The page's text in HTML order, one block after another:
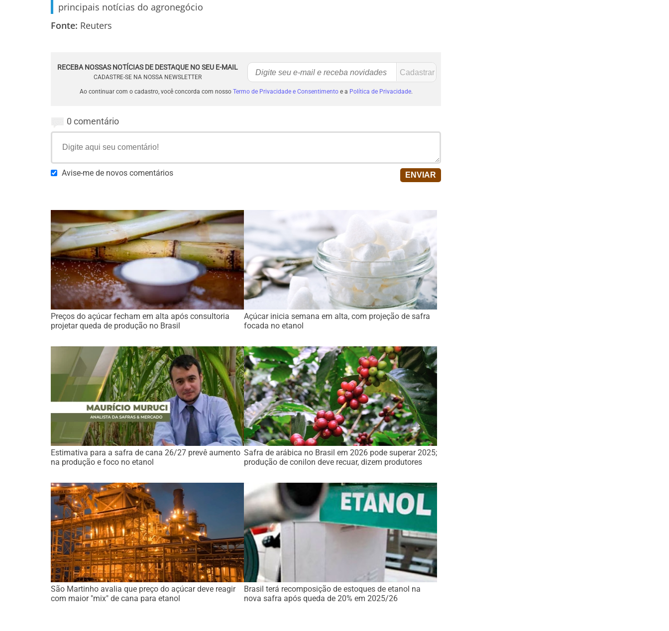
principais notícias do agronegócio
Fonte: Reuters
RECEBA NOSSAS NOTÍCIAS DE DESTAQUE NO SEU E-MAIL
CADASTRE-SE NA NOSSA NEWSLETTER
Ao continuar com o cadastro, você concorda com nosso Termo de Privacidade e Consentimentoe a Política de Privacidade.
0 comentário
Avise-me de novos comentários
Preços do açúcar fecham em alta após consultoria
projetar queda de produção no Brasil
Açúcar inicia semana em alta, com projeção de safra
focada no etanol
Estimativa para a safra de cana 26/27 prevê aumento
na produção e foco no etanol
Safra de arábica no Brasil em 2026 pode superar 2025;
produção de conilon deve recuar, dizem produtores
São Martinho avalia que preço do açúcar deve reagir
com maior "mix" de cana para etanol
Brasil terá recomposição de estoques de etanol na
nova safra após queda de 20% em 2025/26